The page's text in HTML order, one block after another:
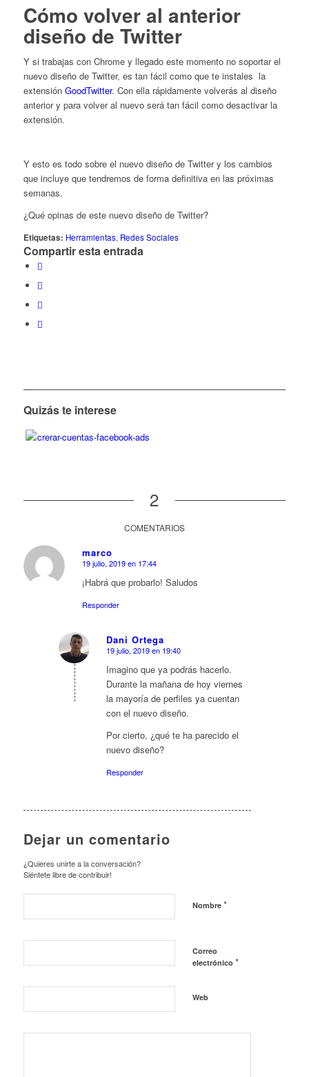
Cómo volver al anterior
diseño de Twitter
Y si trabajas con Chrome y llegado este momento no soportar el
nuevo diseño de Twitter, es tan fácil como que te instales la
extensión GoodTwitter. Con ella rápidamente volverás al diseño
anterior y para volver al nuevo será tan fácil como desactivar la
extensión.
Y esto es todo sobre el nuevo diseño de Twitter y los cambios
que incluye que tendremos de forma definitiva en las próximas
semanas.
¿Qué opinas de este nuevo diseño de Twitter?
Etiquetas: Herramientas, Redes Sociales
Compartir esta entrada
Quizás te interese
2
COMENTARIOS
marco
Dice:
19 julio, 2019 en 17:44
¡Habrá que probarlo! Saludos
Responder
Dani Ortega
Dice:
19 julio, 2019 en 19:40
Imagino que ya podrás hacerlo.
Durante la mañana de hoy viernes
la mayoría de perfiles ya cuentan
con el nuevo diseño.
Por cierto, ¿qué te ha parecido el
nuevo diseño?
Responder
Dejar un comentario
¿Quieres unirte a la conversación?
Siéntete libre de contribuir!
Nombre *
Correo
electrónico *
Web